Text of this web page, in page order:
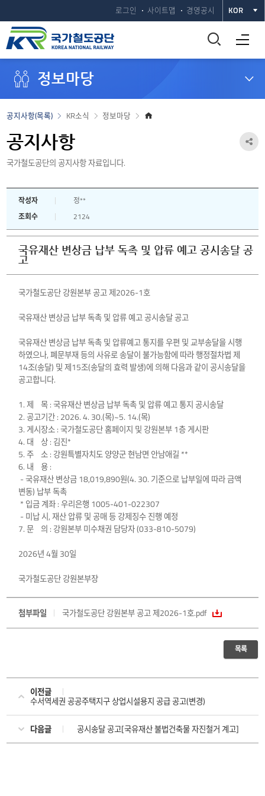
로그인 사이트맵 경영공시 KOR
통
합
기
전체메뉴 열기
정보마당
홈
정보마당
KR소식
공지사항(목록)
공지사항
국가철도공단의 공지사항 자료입니다.
공
작성자
정**
조회수
2124
국유재산 변상금 납부 독촉 및 압류 예고 공시송달 공
고
국가철도공단 강원본부 공고 제2026-1호
국유재산 변상금 납부 독촉 및 압류 예고 공시송달 공고
국유재산 변상금 납부 독촉 및 압류예고 통지를 우편 및 교부송달을 시행
하였으나, 폐문부재 등의 사유로 송달이 불가능함에 따라 행정절차법 제
14조(송달) 및 제15조(송달의 효력 발생)에 의해 다음과 같이 공시송달을
공고합니다.
1. 제 목 : 국유재산 변상금 납부 독촉 및 압류 예고 통지 공시송달
2. 공고기간 : 2026. 4. 30.(목)~5. 14.(목)
3. 게시장소 : 국가철도공단 홈페이지 및 강원본부 1층 게시판
4. 대 상 : 김진*
5. 주 소 : 강원특별자치도 양양군 현남면 안남애길 **
6. 내 용 :
- 국유재산 변상금 18,019,890원(4. 30. 기준으로 납부일에 따라 금액
변동) 납부 독촉
* 입금 계좌 : 우리은행 1005-401-022307
- 미납 시, 재산 압류 및 공매 등 강제징수 진행 예정
7. 문 의 : 강원본부 미수채권 담당자 (033-810-5079)
2026년 4월 30일
국가철도공단 강원본부장
첨부파일 국가철도공단 강원본부 공고 제2026-1호.pdf
목록
이전글
수서역세권 공공주택지구 상업시설용지 공급 공고(변경)
다음글 공시송달 공고[국유재산 불법건축물 자진철거 계고]